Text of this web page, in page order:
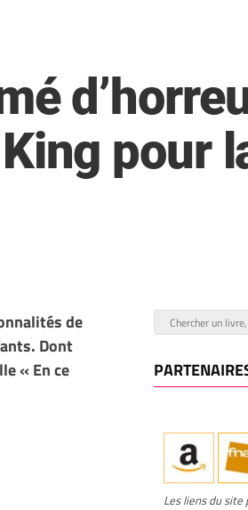
pour
de
Dont
« En ce
Les liens du